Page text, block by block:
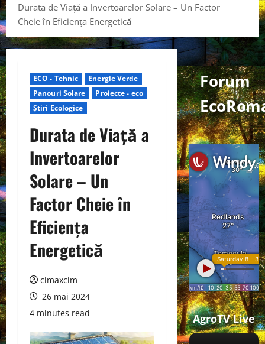
Durata de Viață a Invertoarelor Solare – Un Factor
Cheie în Eficiența Energetică
ECO - Tehnic
Energie Verde
Panouri Solare
Proiecte - eco
Știri Ecologice
Durata de Viață a
Invertoarelor
Solare – Un
Factor Cheie în
Eficiența
Energetică
cimaxcim
26 mai 2024
4 minutes read
Forum
AgroTV Live